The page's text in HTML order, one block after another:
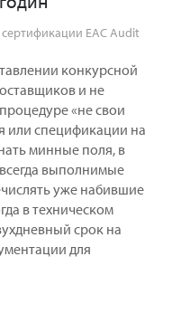
EAC Audit
конкурсной
и не
«не свои
или спецификации на
минные поля, в
выполнимые
уже набившие
в техническом
срок на
для